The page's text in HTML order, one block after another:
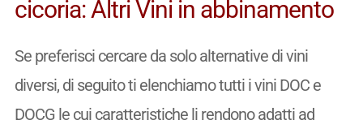
cicoria: Altri Vini in abbinamento
Se preferisci cercare da solo alternative di vini
diversi, di seguito ti elenchiamo tutti i vini DOC e
DOCG le cui caratteristiche li rendono adatti ad